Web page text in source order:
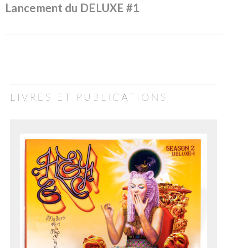
Lancement du DELUXE #1
LIVRES ET PUBLICATIONS